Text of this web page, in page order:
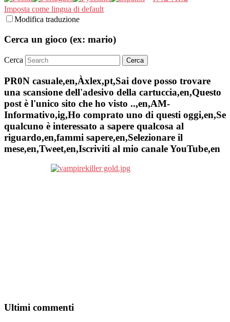
Imposta come lingua di default
Modifica traduzione
Cerca un gioco (ex: mario)
Cerca
PR0N casuale,en,Àxlex,pt,Sai dove posso trovare
una scansione dell'adesivo della cartuccia,en,Questo
post è l'unico sito che ho visto ..,en,AM-
Informativo,ig,Ho comprato uno di questi oggi,en,Se
qualcuno è interessato a sapere qualcosa al
riguardo,en,fammi sapere,en,Selezionare il
mese,en,Tweet,en,Iscriviti al mio canale YouTube,en
Ultimi commenti